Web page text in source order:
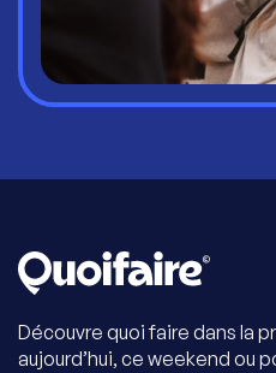
Découvre quoi faire dans la
aujourd’hui, ce weekend ou